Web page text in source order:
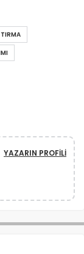
YAZARIN PROFILI